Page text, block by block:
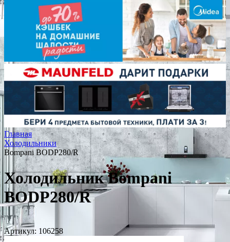
Главная
Холодильники
Bompani BODP280/R
Холодильник Bompani
BODP280/R
Артикул: 106258